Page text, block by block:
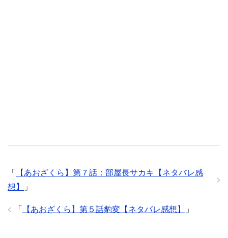
「
【あおざくら】第７話：部屋長サカキ【ネタバレ感
想】
」
「 【あおざくら】第５話豹変【ネタバレ感想】 」